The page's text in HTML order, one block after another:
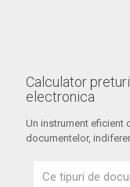
Calculator
electronica
Un instrument eficient
documentelor,